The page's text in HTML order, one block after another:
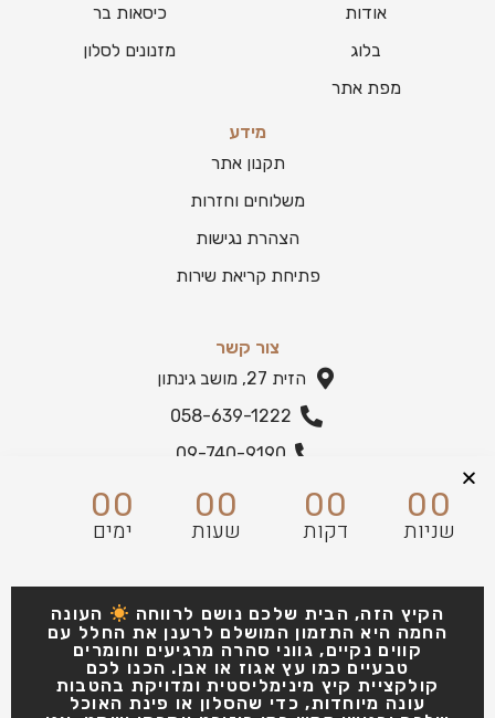
אודות
בלוג
מפת אתר
כיסאות בר
מזנונים לסלון
מידע
תקנון אתר
משלוחים וחזרות
הצהרת נגישות
פתיחת קריאת שירות
צור קשר
הזית 27, מושב גינתון
058-639-1222
09-740-9190
הצהרת נגישות
00
ימים
00
שעות
00
דקות
00
שניות
הקיץ הזה, הבית שלכם נושם לרווחה
העונה
החמה היא התזמון המושלם לרענן את החלל עם
קווים נקיים, גווני סהרה מרגיעים וחומרים
טבעיים כמו עץ אגוז או אבן. הכנו לכם
קולקציית קיץ מינימליסטית ומדויקת בהטבות
עונה מיוחדות, כדי שהסלון או פינת האוכל